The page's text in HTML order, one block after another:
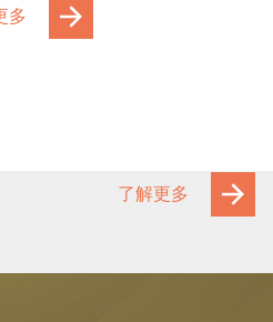
多
了解更多